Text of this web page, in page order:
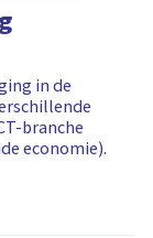
in de
branche
economie).